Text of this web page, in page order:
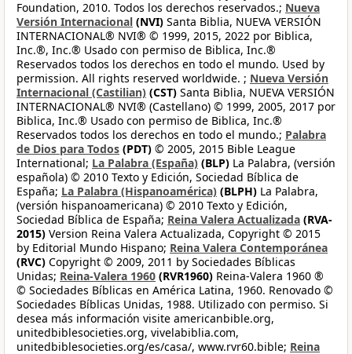
Foundation, 2010. Todos los derechos reservados.; Nueva
Versión Internacional (NVI) Santa Biblia, NUEVA VERSIÓN
INTERNACIONAL® NVI® © 1999, 2015, 2022 por Biblica,
Inc.®, Inc.® Usado con permiso de Biblica, Inc.®
Reservados todos los derechos en todo el mundo. Used by
permission. All rights reserved worldwide. ; Nueva Versión
Internacional (Castilian) (CST) Santa Biblia, NUEVA VERSIÓN
INTERNACIONAL® NVI® (Castellano) © 1999, 2005, 2017 por
Biblica, Inc.® Usado con permiso de Biblica, Inc.®
Reservados todos los derechos en todo el mundo.; Palabra
de Dios para Todos (PDT) © 2005, 2015 Bible League
International; La Palabra (España) (BLP) La Palabra, (versión
española) © 2010 Texto y Edición, Sociedad Bíblica de
España; La Palabra (Hispanoamérica) (BLPH) La Palabra,
(versión hispanoamericana) © 2010 Texto y Edición,
Sociedad Bíblica de España; Reina Valera Actualizada (RVA-
2015) Version Reina Valera Actualizada, Copyright © 2015
by Editorial Mundo Hispano; Reina Valera Contemporánea
(RVC) Copyright © 2009, 2011 by Sociedades Bíblicas
Unidas; Reina-Valera 1960 (RVR1960) Reina-Valera 1960 ®
© Sociedades Bíblicas en América Latina, 1960. Renovado ©
Sociedades Bíblicas Unidas, 1988. Utilizado con permiso. Si
desea más información visite americanbible.org,
unitedbiblesocieties.org, vivelabiblia.com,
unitedbiblesocieties.org/es/casa/, www.rvr60.bible; Reina